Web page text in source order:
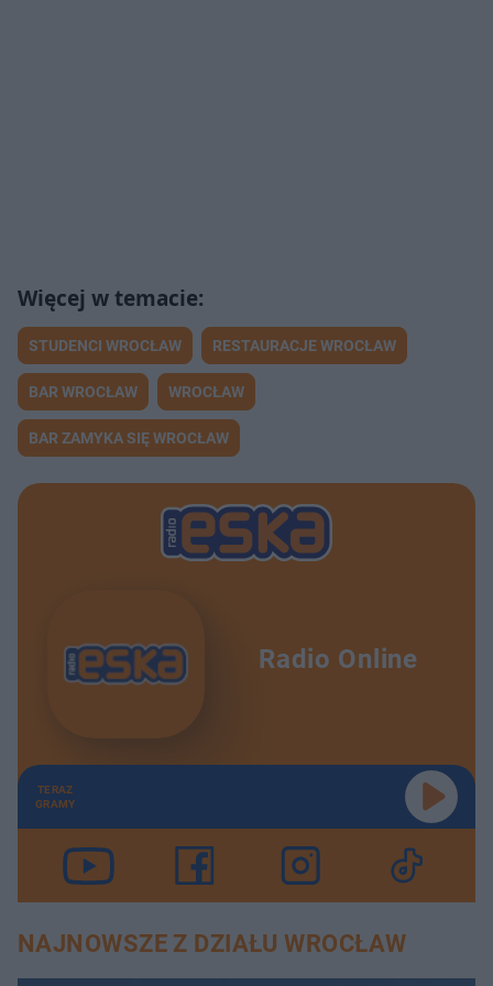
STUDENCI WROCŁAW RESTAURACJE WROCŁAW
BAR WROCŁAW WROCŁAW
BAR ZAMYKA SIĘ WROCŁAW
Radio Online
TERAZ
GRAMY
NAJNOWSZE Z DZIAŁU WROCŁAW